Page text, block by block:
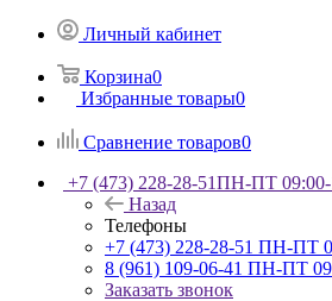
Личный кабинет
Корзина0
Избранные товары0
Сравнение товаров0
+7 (473) 228-28-51ПН-ПТ 09:00-
Назад
Телефоны
+7 (473) 228-28-51 ПН-ПТ
8 (961) 109-06-41 ПН-ПТ
Заказать звонок